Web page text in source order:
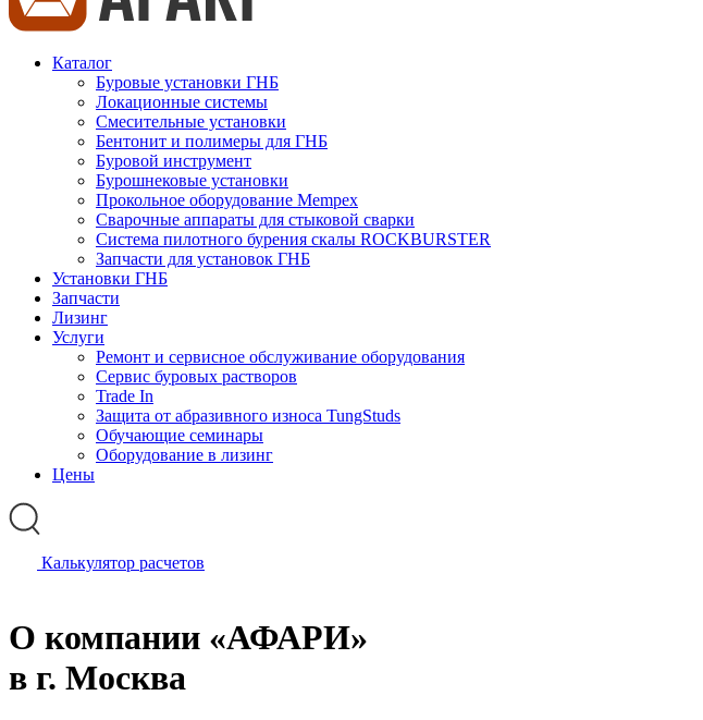
Каталог
Буровые установки ГНБ
Локационные системы
Смесительные установки
Бентонит и полимеры для ГНБ
Буровой инструмент
Бурошнековые установки
Прокольное оборудование Mempex
Сварочные аппараты для стыковой сварки
Система пилотного бурения скалы ROCKBURSTER
Запчасти для установок ГНБ
Установки ГНБ
Запчасти
Лизинг
Услуги
Ремонт и сервисное обслуживание оборудования
Сервис буровых растворов
Trade In
Защита от абразивного износа TungStuds
Обучающие семинары
Оборудование в лизинг
Цены
Калькулятор расчетов
О компании «АФАРИ»
в г. Москва